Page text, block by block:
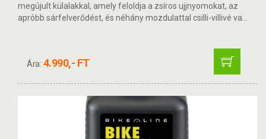
megújult külalakkal, amely feloldja a zsíros ujjnyomokat, az
apróbb sárfelverődést, és néhány mozdulattal csilli-villivé va...
Ára: 4.990,- FT